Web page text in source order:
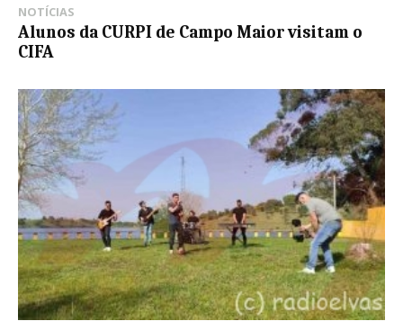
NOTÍCIAS
Alunos da CURPI de Campo Maior visitam o
CIFA